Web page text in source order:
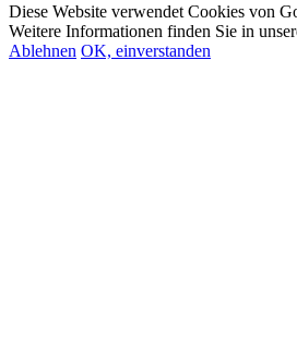
Diese Website verwendet Cookies von
Weitere Informationen finden Sie in
Ablehnen OK, einverstanden